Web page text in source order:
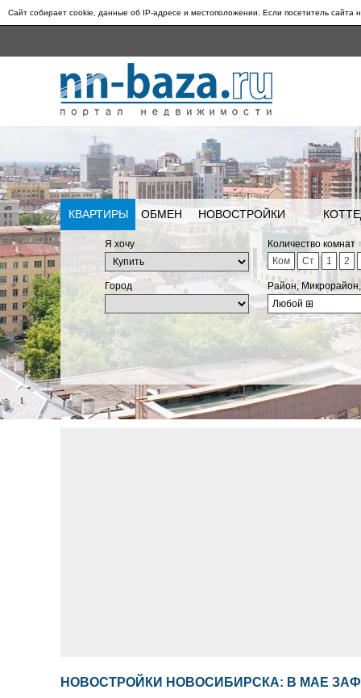
Сайт собирает cookie, данные об IP-адресе и местоположении. Если посетитель сайта
КВАРТИРЫ ОБМЕН НОВОСТРОЙКИ
Я хочу
Количество комнат
Ком
Ст 1 2
Город
Район,
Любой ⊞
НОВОСТРОЙКИ НОВОСИБИРСКА: В МАЕ